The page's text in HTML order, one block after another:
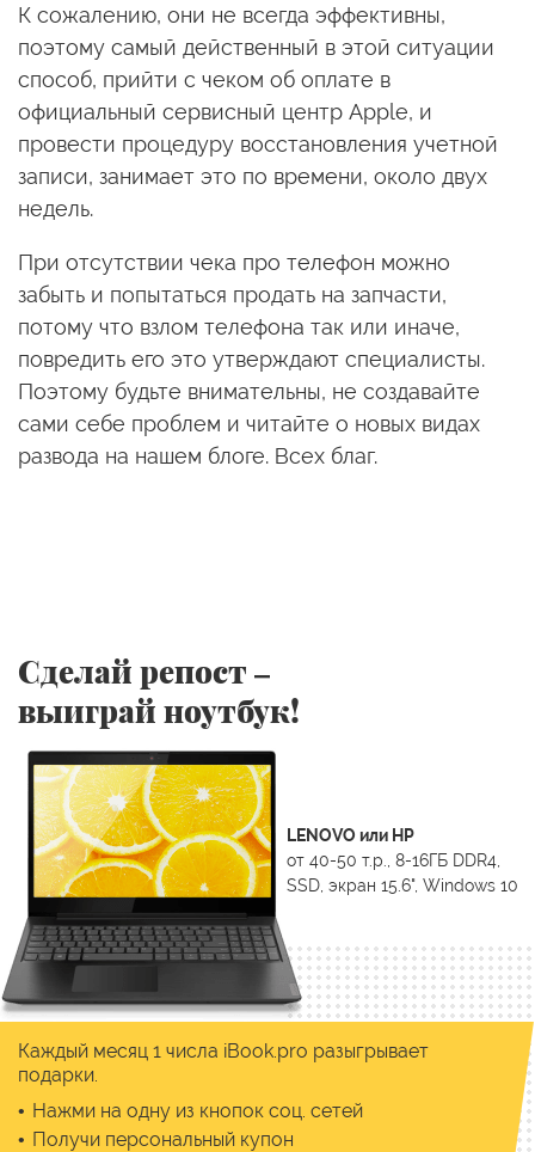
К сожалению, они не всегда эффективны,
поэтому самый действенный в этой ситуации
способ, прийти с чеком об оплате в
официальный сервисный центр Apple, и
провести процедуру восстановления учетной
записи, занимает это по времени, около двух
недель.
При отсутствии чека про телефон можно
забыть и попытаться продать на запчасти,
потому что взлом телефона так или иначе,
повредить его это утверждают специалисты.
Поэтому будьте внимательны, не создавайте
сами себе проблем и читайте о новых видах
развода на нашем блоге. Всех благ.
Сделай репост –
выиграй ноутбук!
Каждый месяц 1 числа iBook.pro разыгрывает
подарки.
Нажми на одну из кнопок соц. сетей
Получи персональный купон
LENOVO или HP
от 40-50 т.р., 8-16ГБ DDR4,
SSD, экран 15.6", Windows 10